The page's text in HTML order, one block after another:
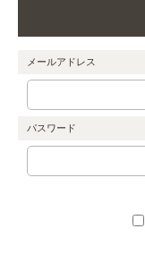
メールアドレス
パスワード